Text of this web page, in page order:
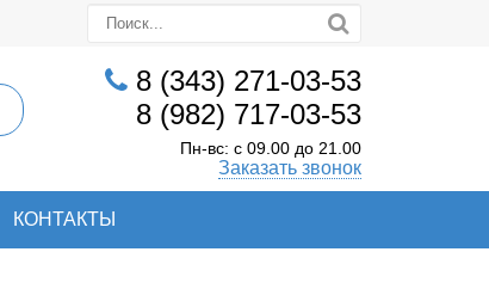
8 (343) 271-03-53
8 (982) 717-03-53
Пн-вс: с 09.00 до 21.00
Заказать звонок
КОНТАКТЫ